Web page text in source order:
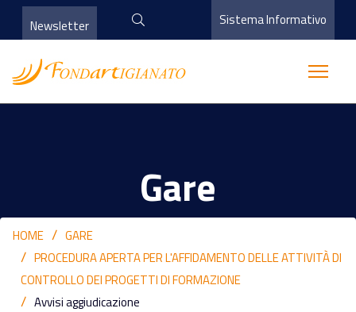
Newsletter Sistema Informativo
Gare
HOME
GARE
PROCEDURA APERTA PER L'AFFIDAMENTO DELLE ATTIVITÀ DI
CONTROLLO DEI PROGETTI DI FORMAZIONE
Avvisi aggiudicazione